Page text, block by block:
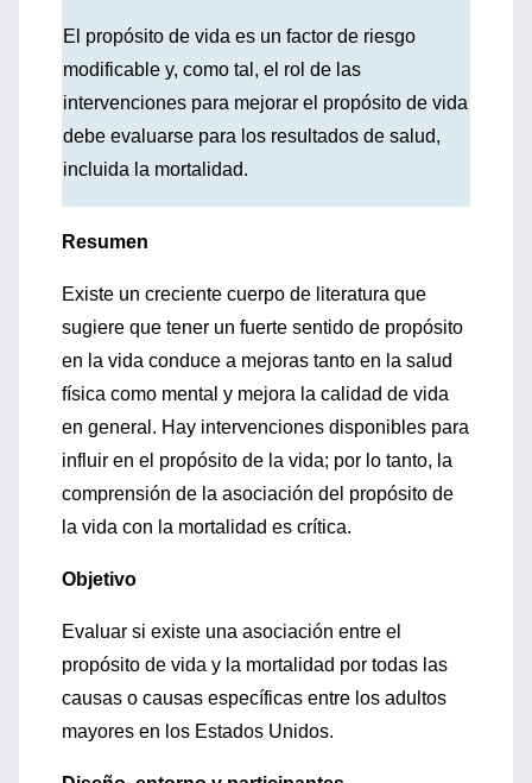
El propósito de vida es un factor de riesgo
modificable y, como tal, el rol de las
intervenciones para mejorar el propósito de vida
debe evaluarse para los resultados de salud,
incluida la mortalidad.
Resumen
Existe un creciente cuerpo de literatura que
sugiere que tener un fuerte sentido de propósito
en la vida conduce a mejoras tanto en la salud
física como mental y mejora la calidad de vida
en general. Hay intervenciones disponibles para
influir en el propósito de la vida; por lo tanto, la
comprensión de la asociación del propósito de
la vida con la mortalidad es crítica.
Objetivo
Evaluar si existe una asociación entre el
propósito de vida y la mortalidad por todas las
causas o causas específicas entre los adultos
mayores en los Estados Unidos.